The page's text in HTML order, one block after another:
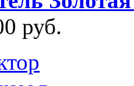
руб.